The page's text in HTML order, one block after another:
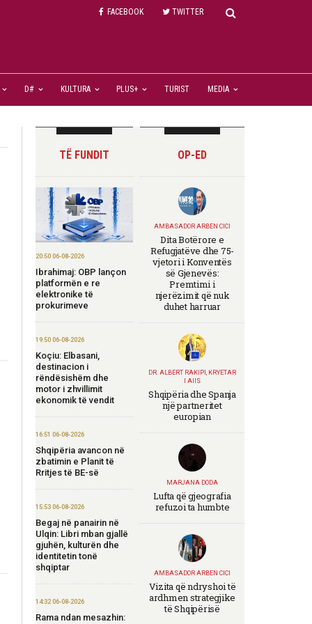
FACEBOOK TWITTER
D# KULTURA PLUS+ TURIST MEDIA
TË FUNDIT
20:50 06-08-2026
Ibrahimaj: OBP lançon
platformën e re
elektronike të
prokurimeve
19:50 06-08-2026
Koçiu: Elbasani,
destinacion i
rëndësishëm dhe
motor i zhvillimit
ekonomik të vendit
16:51 06-08-2026
Shqipëria avancon në
zbatimin e Planit të
Rritjes të BE-së
15:53 06-08-2026
Begaj në panairin në
Ulqin: Libri mban gjallë
gjuhën, kulturën dhe
identitetin tonë
shqiptar
14:32 06-08-2026
Rama ndan mesazhin:
OP-ED
AMBASADOR ARBEN CICI
Dita Botërore e
Refugjatëve dhe 75-
vjetori i Konventës
së Gjenevës:
Premtimi i
njerëzimit që nuk
duhet harruar
DR. ALBERT RAKIPI, KRYETAR
I AIIS
Shqipëria dhe Spanja
një partneritet
europian
MARJANA DODA
Lufta që gjeografia
refuzoi ta humbte
AMBASADOR ARBEN CICI
Vizita që ndryshoi të
ardhmen strategjike
të Shqipërisë